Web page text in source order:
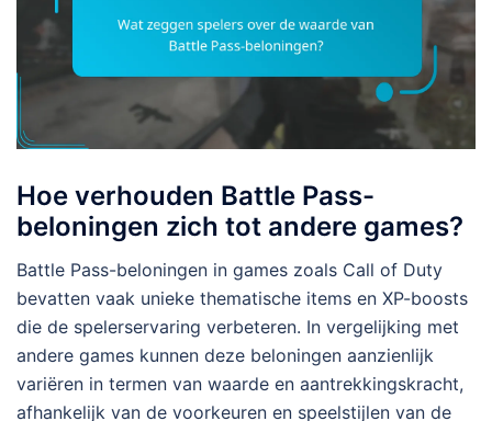
Hoe verhouden Battle Pass-
beloningen zich tot andere games?
Battle Pass-beloningen in games zoals Call of Duty
bevatten vaak unieke thematische items en XP-boosts
die de spelerservaring verbeteren. In vergelijking met
andere games kunnen deze beloningen aanzienlijk
variëren in termen van waarde en aantrekkingskracht,
afhankelijk van de voorkeuren en speelstijlen van de